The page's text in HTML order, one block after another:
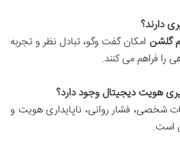
گلشن امکان گفت وگو، تبادل نظر و تجربه
را فراهم می کنند.
شخصی، فشار روانی، ناپایداری هویت و
است.